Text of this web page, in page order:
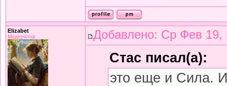
Elizabet
Модератор Добавлено: Ср Фев 19,
Стас писал(а):
это еще и Сила.